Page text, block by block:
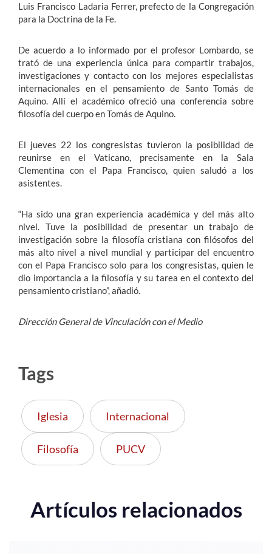
Luis Francisco Ladaria Ferrer, prefecto de la Congregación
para la Doctrina de la Fe.
De acuerdo a lo informado por el profesor Lombardo, se
trató de una experiencia única para compartir trabajos,
investigaciones y contacto con los mejores especialistas
internacionales en el pensamiento de Santo Tomás de
Aquino. Allí el académico ofreció una conferencia sobre
filosofía del cuerpo en Tomás de Aquino.
El jueves 22 los congresistas tuvieron la posibilidad de
reunirse en el Vaticano, precisamente en la Sala
Clementina con el Papa Francisco, quien saludó a los
asistentes.
“Ha sido una gran experiencia académica y del más alto
nivel. Tuve la posibilidad de presentar un trabajo de
investigación sobre la filosofía cristiana con filósofos del
más alto nivel a nivel mundial y participar del encuentro
con el Papa Francisco solo para los congresistas, quien le
dio importancia a la filosofía y su tarea en el contexto del
pensamiento cristiano”, añadió.
Dirección General de Vinculación con el Medio
Tags
Iglesia Internacional
Filosofía PUCV
Artículos relacionados